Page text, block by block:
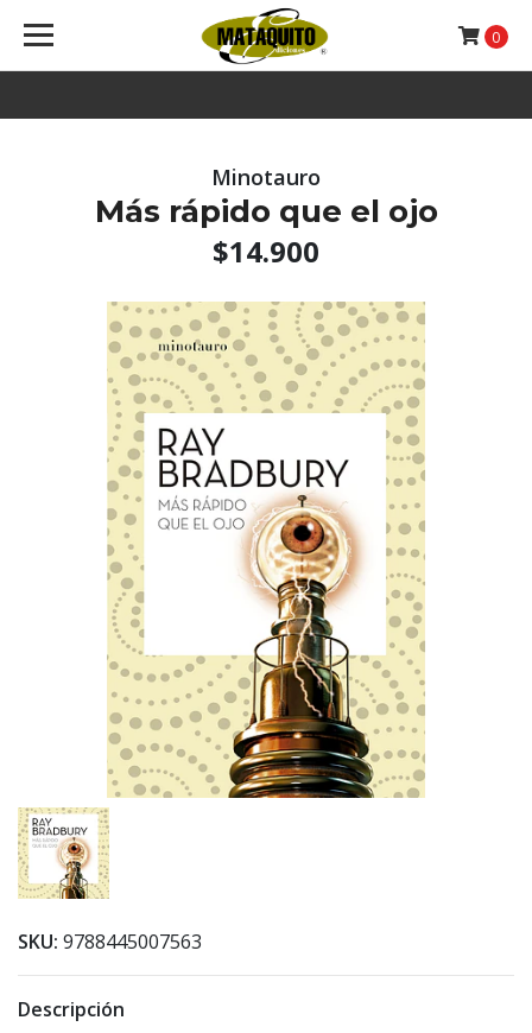
0
Minotauro
Más rápido que el ojo
$14.900
SKU: 9788445007563
Descripción